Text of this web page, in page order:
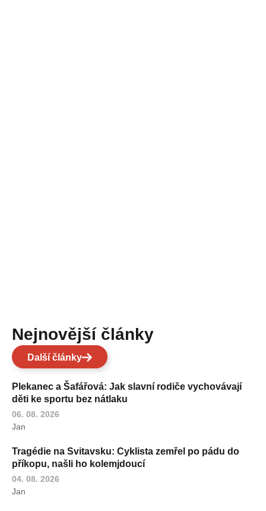
Nejnovější články
Další články
Plekanec a Šafářová: Jak slavní rodiče vychovávají
děti ke sportu bez nátlaku
06. 08. 2026
Jan
Tragédie na Svitavsku: Cyklista zemřel po pádu do
příkopu, našli ho kolemjdoucí
04. 08. 2026
Jan